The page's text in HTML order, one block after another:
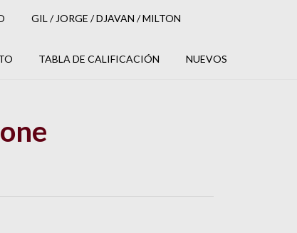
GIL / JORGE / DJAVAN / MILTON
TABLA DE CALIFICACIÓN NUEVOS